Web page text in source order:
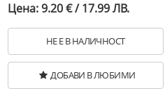
Цена: 9.20 € / 17.99 ЛВ.
НЕ Е В НАЛИЧНОСТ
ДОБАВИ В ЛЮБИМИ